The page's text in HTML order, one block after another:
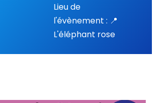
Lieu de
l'évènement : 📍
L'éléphant rose